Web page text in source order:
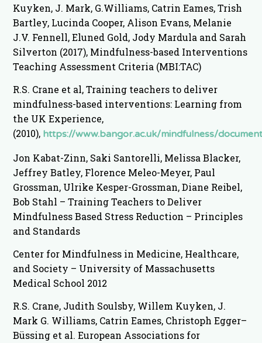
Kuyken, J. Mark, G.Williams, Catrin Eames, Trish
Bartley, Lucinda Cooper, Alison Evans, Melanie
J.V. Fennell, Eluned Gold, Jody Mardula and Sarah
Silverton (2017), Mindfulness-based Interventions
Teaching Assessment Criteria (MBI:TAC)
R.S. Crane et al, Training teachers to deliver
mindfulness-based interventions: Learning from
the UK Experience,
(2010), https://www.bangor.ac.uk/mindfulness/
Jon Kabat-Zinn, Saki Santorelli, Melissa Blacker,
Jeffrey Batley, Florence Meleo-Meyer, Paul
Grossman, Ulrike Kesper-Grossman, Diane Reibel,
Bob Stahl – Training Teachers to Deliver
Mindfulness Based Stress Reduction – Principles
and Standards
Center for Mindfulness in Medicine, Healthcare,
and Society – University of Massachusetts
Medical School 2012
R.S. Crane, Judith Soulsby, Willem Kuyken, J.
Mark G. Williams, Catrin Eames, Christoph Egger–
Büssing et al. European Associations for